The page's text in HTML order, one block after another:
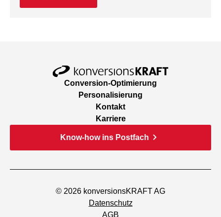
Conversion-Optimierung
Personalisierung
Kontakt
Karriere
Know-how ins Postfach
© 2026 konversionsKRAFT AG
Datenschutz
AGB